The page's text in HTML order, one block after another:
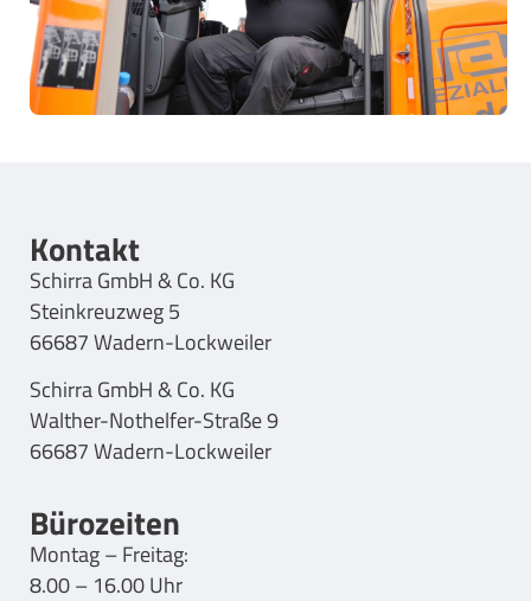
Kontakt
Schirra GmbH & Co. KG
Steinkreuzweg 5
66687 Wadern-Lockweiler
Schirra GmbH & Co. KG
Walther-Nothelfer-Straße 9
66687 Wadern-Lockweiler
Bürozeiten
Montag – Freitag:
8.00 – 16.00 Uhr